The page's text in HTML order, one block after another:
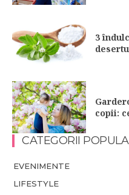
3
copii:
CATEGORII
EVENIMENTE
LIFESTYLE